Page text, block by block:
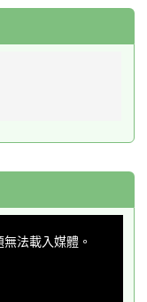
法載入媒體。